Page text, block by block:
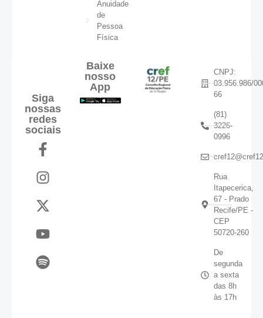
Anuidade
de
Pessoa
Física
Siga
nossas
redes
sociais
Baixe
nosso
App
CNPJ:
03.956.986/
66
(81)
3226-
0996
Rua
Itapecerica,
67 - Prado
Recife/PE -
CEP
50720-260
De
segunda
a sexta
das 8h
às 17h